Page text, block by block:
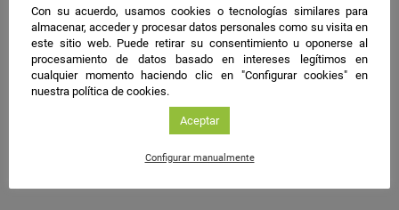
instituciones públicas como por las empresas privadas, y que
se pueda avanzar en el tratamiento y diagnóstico precoz de
enfermedades como el cáncer.
#NIGHTSpain
Con su acuerdo, usamos cookies o tecnologías similares para
almacenar, acceder y procesar datos personales como su visita en
este sitio web. Puede retirar su consentimiento u oponerse al
procesamiento de datos basado en intereses legítimos en
cualquier momento haciendo clic en "Configurar cookies" en
nuestra política de cookies.
Aceptar
Configurar manualmente